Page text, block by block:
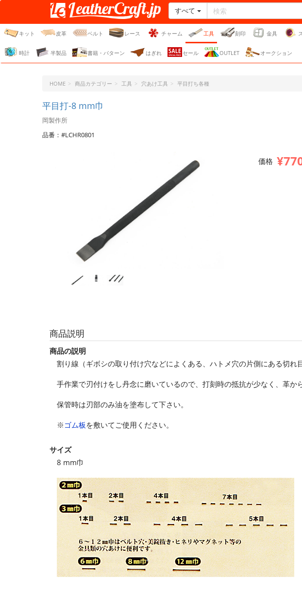
レザークラフト・ドット・
ジェーピー
すべて
キット 皮革 ベルト レース チャーム 工具 刻印 金具
時計 半製品 書籍・パターン はぎれ セール OUTLET オークション
HOME 商品カテゴリー 工具 穴あけ工具 平目打ち各種
平目打-8 mm巾
岡製作所
品番：#LCHR0801
価格
商品説明
商品の説明
割り線（ギボシの取り付け穴などによくある、ハトメ穴の片側にある切
手作業で刃付けをし丹念に磨いているので、打刻時の抵抗が少なく、革か
保管時は刃部のみ油を塗布して下さい。
※ ゴム板 を敷いてご使用ください。
サイズ
8 mm巾